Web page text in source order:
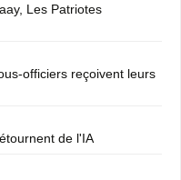
Les Patriotes
officiers reçoivent leurs
de l'IA